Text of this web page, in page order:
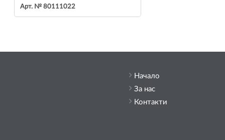
Арт. № 80111022
Начало
За нас
Контакти